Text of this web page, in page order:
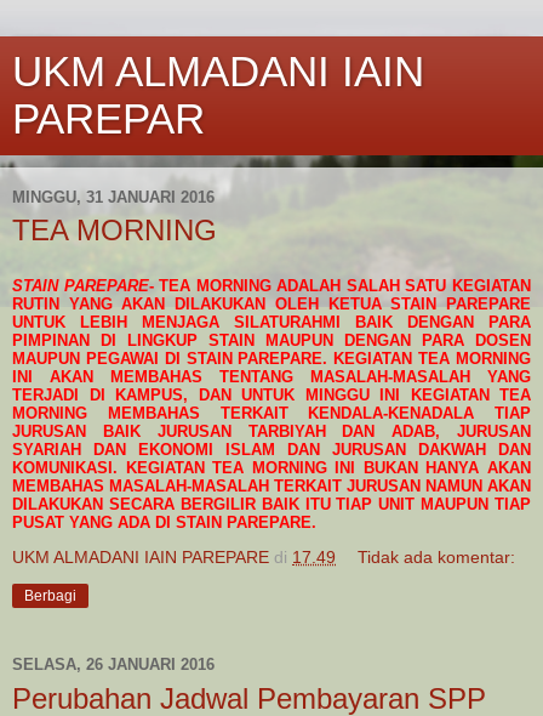
UKM ALMADANI IAIN
PAREPAR
MINGGU, 31 JANUARI 2016
TEA MORNING
STAIN PAREPARE- TEA MORNING ADALAH SALAH SATU KEGIATAN
RUTIN YANG AKAN DILAKUKAN OLEH KETUA STAIN PAREPARE
UNTUK LEBIH MENJAGA SILATURAHMI BAIK DENGAN PARA
PIMPINAN DI LINGKUP STAIN MAUPUN DENGAN PARA DOSEN
MAUPUN PEGAWAI DI STAIN PAREPARE. KEGIATAN TEA MORNING
INI AKAN MEMBAHAS TENTANG MASALAH-MASALAH YANG
TERJADI DI KAMPUS, DAN UNTUK MINGGU INI KEGIATAN TEA
MORNING MEMBAHAS TERKAIT KENDALA-KENADALA TIAP
JURUSAN BAIK JURUSAN TARBIYAH DAN ADAB, JURUSAN
SYARIAH DAN EKONOMI ISLAM DAN JURUSAN DAKWAH DAN
KOMUNIKASI. KEGIATAN TEA MORNING INI BUKAN HANYA AKAN
MEMBAHAS MASALAH-MASALAH TERKAIT JURUSAN NAMUN AKAN
DILAKUKAN SECARA BERGILIR BAIK ITU TIAP UNIT MAUPUN TIAP
PUSAT YANG ADA DI STAIN PAREPARE.
UKM ALMADANI IAIN PAREPARE di 17.49 Tidak ada komentar:
Berbagi
SELASA, 26 JANUARI 2016
Perubahan Jadwal Pembayaran SPP